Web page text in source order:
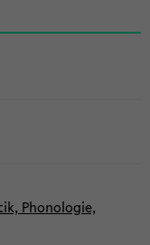
Phonologie,